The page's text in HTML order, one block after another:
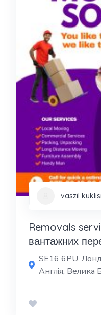
vaszil
Removals
вантажних
SE16 6PU,
Англія, Велика